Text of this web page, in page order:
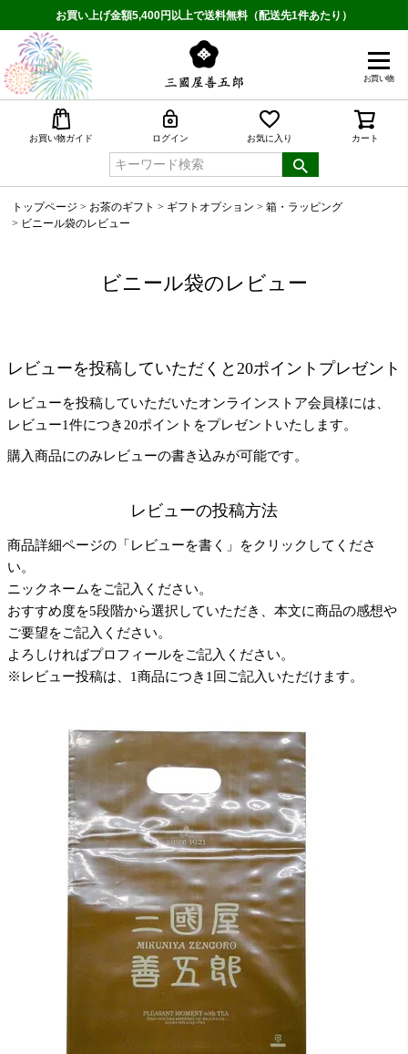
お買い上げ金額5,400円以上で送料無料（配送先1件あたり）
お買い物
お買い物ガイド ログイン お気に入り カート
トップページ お茶のギフト ギフトオプション
箱・ラッピング
ビニール袋のレビュー
ビニール袋のレビュー
レビューを投稿していただくと20ポイントプレゼント
レビューを投稿していただいたオンラインストア会員様には、
レビュー1件につき20ポイントをプレゼントいたします。
購入商品にのみレビューの書き込みが可能です。
レビューの投稿方法
商品詳細ページの「レビューを書く」をクリックしてくださ
い。
ニックネームをご記入ください。
おすすめ度を5段階から選択していただき、本文に商品の感想や
ご要望をご記入ください。
よろしければプロフィールをご記入ください。
※レビュー投稿は、1商品につき1回ご記入いただけます。